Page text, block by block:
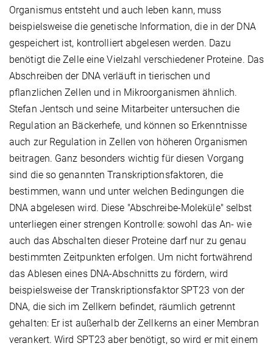
Organismus entsteht und auch leben kann, muss
beispielsweise die genetische Information, die in der DNA
gespeichert ist, kontrolliert abgelesen werden. Dazu
benötigt die Zelle eine Vielzahl verschiedener Proteine. Das
Abschreiben der DNA verläuft in tierischen und
pflanzlichen Zellen und in Mikroorganismen ähnlich.
Stefan Jentsch und seine Mitarbeiter untersuchen die
Regulation an Bäckerhefe, und können so Erkenntnisse
auch zur Regulation in Zellen von höheren Organismen
beitragen. Ganz besonders wichtig für diesen Vorgang
sind die so genannten Transkriptionsfaktoren, die
bestimmen, wann und unter welchen Bedingungen die
DNA abgelesen wird. Diese "Abschreibe-Moleküle" selbst
unterliegen einer strengen Kontrolle: sowohl das An- wie
auch das Abschalten dieser Proteine darf nur zu genau
bestimmten Zeitpunkten erfolgen. Um nicht fortwährend
das Ablesen eines DNA-Abschnitts zu fördern, wird
beispielsweise der Transkriptionsfaktor SPT23 von der
DNA, die sich im Zellkern befindet, räumlich getrennt
gehalten: Er ist außerhalb der Zellkerns an einer Membran
verankert. Wird SPT23 aber benötigt, so wird er mit einem